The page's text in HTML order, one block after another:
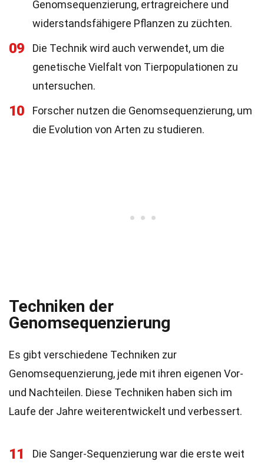
Genomsequenzierung, ertragreichere und
widerstandsfähigere Pflanzen zu züchten.
09
Die Technik wird auch verwendet, um die
genetische Vielfalt von Tierpopulationen zu
untersuchen.
10
Forscher nutzen die Genomsequenzierung, um
die Evolution von Arten zu studieren.
Techniken der
Genomsequenzierung
Es gibt verschiedene Techniken zur
Genomsequenzierung, jede mit ihren eigenen Vor-
und Nachteilen. Diese Techniken haben sich im
Laufe der Jahre weiterentwickelt und verbessert.
11
Die Sanger-Sequenzierung war die erste weit